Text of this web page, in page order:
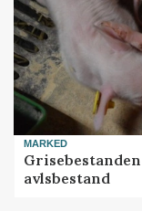
MARKED
avlsbestand